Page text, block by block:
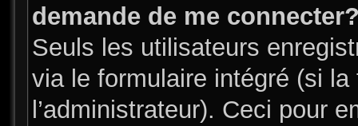
demande de me
Seuls les utilisateurs
via le formulaire intégré (si
l’administrateur). Ceci pour